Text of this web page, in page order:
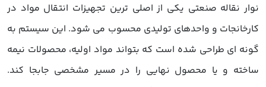
نوار نقاله صنعتی یکی از اصلی ترین تجهیزات انتقال مواد در
کارخانجات و واحدهای تولیدی محسوب می شود. این سیستم به
گونه ای طراحی شده است که بتواند مواد اولیه، محصولات نیمه
ساخته و یا محصول نهایی را در مسیر مشخصی جابجا کند.